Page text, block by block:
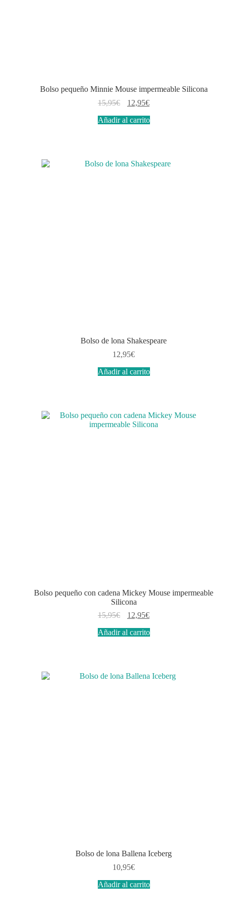
Bolso pequeño Minnie Mouse impermeable Silicona
15,95€
El
original
12,95€El
actual
Añadir al carrito
Bolso de lona Shakespeare
12,95€
Añadir al carrito
Bolso pequeño con cadena Mickey Mouse impermeable
Silicona
15,95€
El
original
12,95€El
actual
Añadir al carrito
Bolso de lona Ballena Iceberg
10,95€
Añadir al carrito